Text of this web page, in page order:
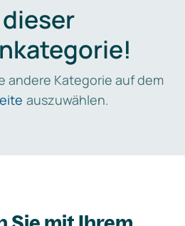
andere Kategorie auf dem
auszuwählen.